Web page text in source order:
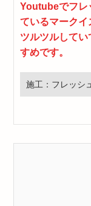
Youtubeでフレ
ているマーク
ツルツルして
すめです。
施工：フレッシ